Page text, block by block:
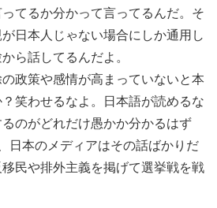
てるか分かって言ってるんだ。そ
日本人じゃない場合にしか通用し
ら話してるんだよ。
政策や感情が高まっていないと本
笑わせるなよ。日本語が読めるな
のがどれだけ愚かか分かるはず
日本のメディアはその話ばかりだ
民や排外主義を掲げて選挙戦を戦